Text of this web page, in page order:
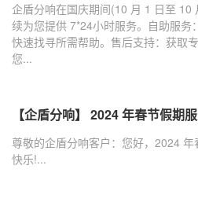
企盾分响在国庆期间(10 月 1 日至 10
续为您提供 7*24小时服务。自助服务
快速找寻所需帮助。售后支持：获取
您...
【企盾分响】 2024 年春节假期
尊敬的企盾分响客户：您好，2024
快乐!...